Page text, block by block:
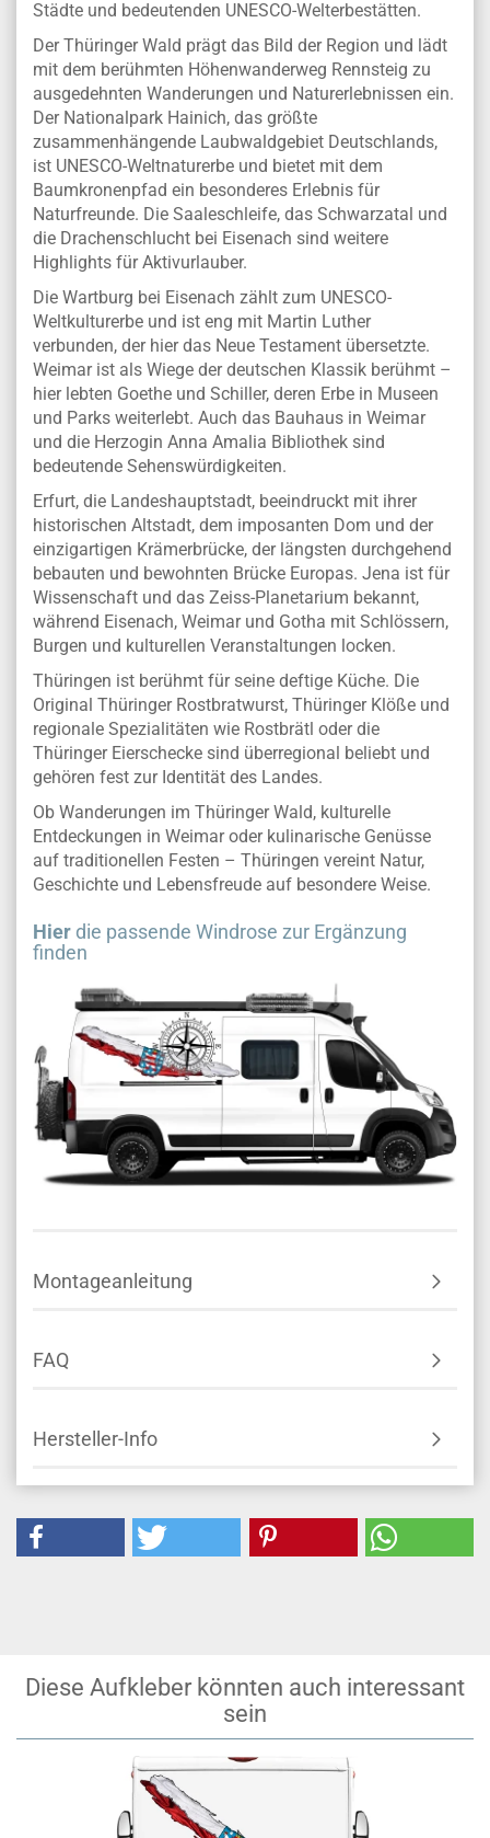
Städte und bedeutenden UNESCO-Welterbestätten.
Der Thüringer Wald prägt das Bild der Region und lädt
mit dem berühmten Höhenwanderweg Rennsteig zu
ausgedehnten Wanderungen und Naturerlebnissen ein.
Der Nationalpark Hainich, das größte
zusammenhängende Laubwaldgebiet Deutschlands,
ist UNESCO-Weltnaturerbe und bietet mit dem
Baumkronenpfad ein besonderes Erlebnis für
Naturfreunde. Die Saaleschleife, das Schwarzatal und
die Drachenschlucht bei Eisenach sind weitere
Highlights für Aktivurlauber.
Die Wartburg bei Eisenach zählt zum UNESCO-
Weltkulturerbe und ist eng mit Martin Luther
verbunden, der hier das Neue Testament übersetzte.
Weimar ist als Wiege der deutschen Klassik berühmt –
hier lebten Goethe und Schiller, deren Erbe in Museen
und Parks weiterlebt. Auch das Bauhaus in Weimar
und die Herzogin Anna Amalia Bibliothek sind
bedeutende Sehenswürdigkeiten.
Erfurt, die Landeshauptstadt, beeindruckt mit ihrer
historischen Altstadt, dem imposanten Dom und der
einzigartigen Krämerbrücke, der längsten durchgehend
bebauten und bewohnten Brücke Europas. Jena ist für
Wissenschaft und das Zeiss-Planetarium bekannt,
während Eisenach, Weimar und Gotha mit Schlössern,
Burgen und kulturellen Veranstaltungen locken.
Thüringen ist berühmt für seine deftige Küche. Die
Original Thüringer Rostbratwurst, Thüringer Klöße und
regionale Spezialitäten wie Rostbrätl oder die
Thüringer Eierschecke sind überregional beliebt und
gehören fest zur Identität des Landes.
Ob Wanderungen im Thüringer Wald, kulturelle
Entdeckungen in Weimar oder kulinarische Genüsse
auf traditionellen Festen – Thüringen vereint Natur,
Geschichte und Lebensfreude auf besondere Weise.
Hier die passende Windrose zur Ergänzung
finden
Montageanleitung
FAQ
Hersteller-Info
Diese Aufkleber könnten auch interessant
sein